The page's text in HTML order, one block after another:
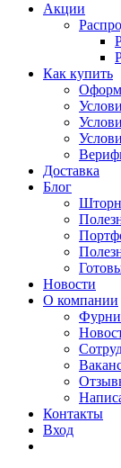
Акции
Как купить
Доставка
Блог
Новости
О компании
Контакты
Вход